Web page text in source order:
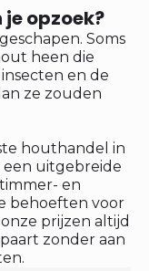
opzoek?
Soms
heen die
en de
ze zouden
houthandel in
een uitgebreide
en
behoeften voor
prijzen altijd
zonder aan